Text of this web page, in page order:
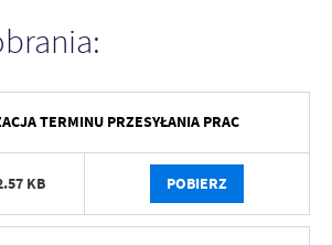
TERMINU PRZESYŁANIA PRAC
KB POBIERZ